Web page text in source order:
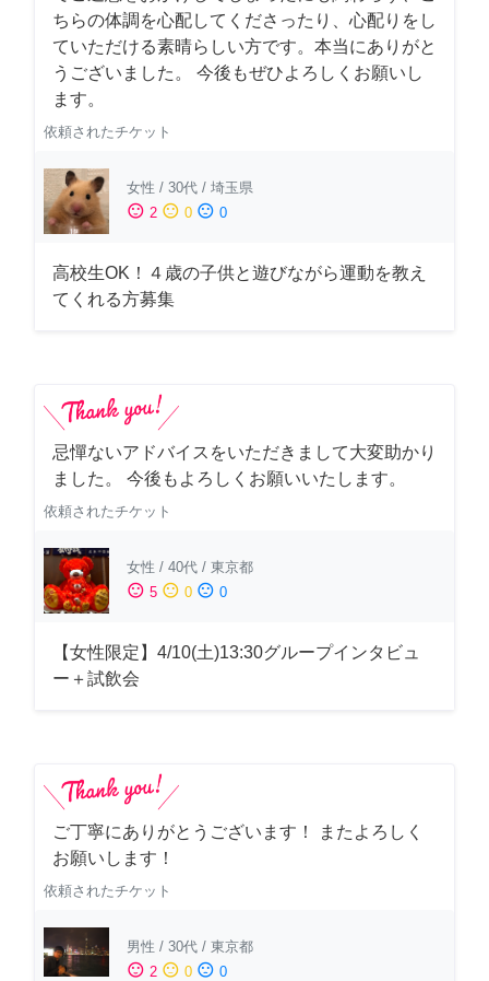
ちらの体調を心配してくださったり、心配りをし
ていただける素晴らしい方です。本当にありがと
うございました。 今後もぜひよろしくお願いし
ます。
依頼されたチケット
女性 / 30代 / 埼玉県
sentiment_satisfied 2 sentiment_neutral 0 sentiment_dissatisfied 0
高校生OK！４歳の子供と遊びながら運動を教え
てくれる方募集
忌憚ないアドバイスをいただきまして大変助かり
ました。 今後もよろしくお願いいたします。
依頼されたチケット
女性 / 40代 / 東京都
sentiment_satisfied 5 sentiment_neutral 0 sentiment_dissatisfied 0
【女性限定】4/10(土)13:30グループインタビュ
ー＋試飲会
ご丁寧にありがとうございます！ またよろしく
お願いします！
依頼されたチケット
男性 / 30代 / 東京都
sentiment_satisfied 2 sentiment_neutral 0 sentiment_dissatisfied 0